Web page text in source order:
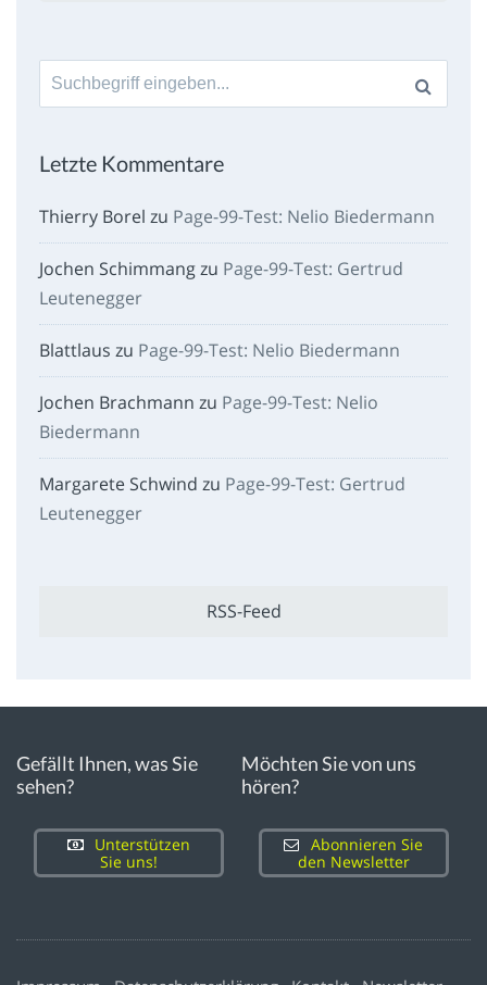
Suche
nach:
Letzte Kommentare
Thierry Borel zu Page-99-Test: Nelio Biedermann
Jochen Schimmangzu Page-99-Test: Gertrud
Leutenegger
Blattlaus zu Page-99-Test: Nelio Biedermann
Jochen Brachmann zu Page-99-Test: Nelio
Biedermann
Margarete Schwind zu Page-99-Test: Gertrud
Leutenegger
RSS-Feed
Gefällt Ihnen, was Sie
sehen?
Unterstützen
Sie uns!
Möchten Sie von uns
hören?
Abonnieren Sie
den Newsletter